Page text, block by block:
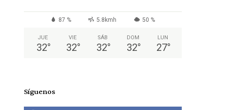
87 % 5.8kmh 50 %
JUE
32°
VIE
32°
SÁB
32°
DOM
32°
LUN
27°
Síguenos